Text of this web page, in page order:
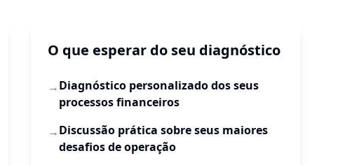
O que esperar do seu diagnóstico
→Diagnóstico personalizado dos seus
processos financeiros
→Discussão prática sobre seus maiores
desafios de operação